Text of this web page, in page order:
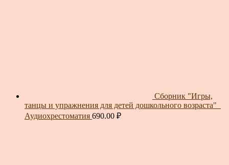
Сборник "Игры,
танцы и упражнения для детей дошкольного возраста"_
Аудиохрестоматия 690.00 ₽